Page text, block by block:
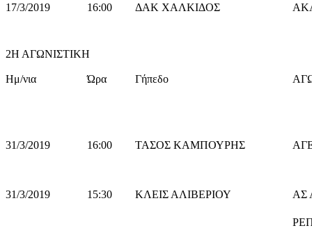
17/3/2019 16:00 ΔΑΚ ΧΑΛΚΙΔΟΣ
2Η ΑΓΩΝΙΣΤΙΚΗ
Ημ/νια Ώρα Γήπεδο
31/3/2019 16:00 ΤΑΣΟΣ ΚΑΜΠΟΥΡΗΣ
31/3/2019 15:30 ΚΛΕΙΣ ΑΛΙΒΕΡΙΟΥ ΑΣ